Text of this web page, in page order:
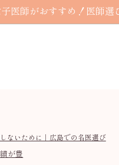
医師がおすすめ！医師選
ないために｜広島での名医選び
が豊